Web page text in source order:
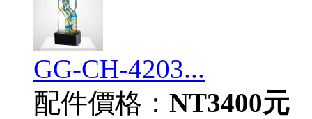
GG-CH-4203...
配件價格： NT3400元